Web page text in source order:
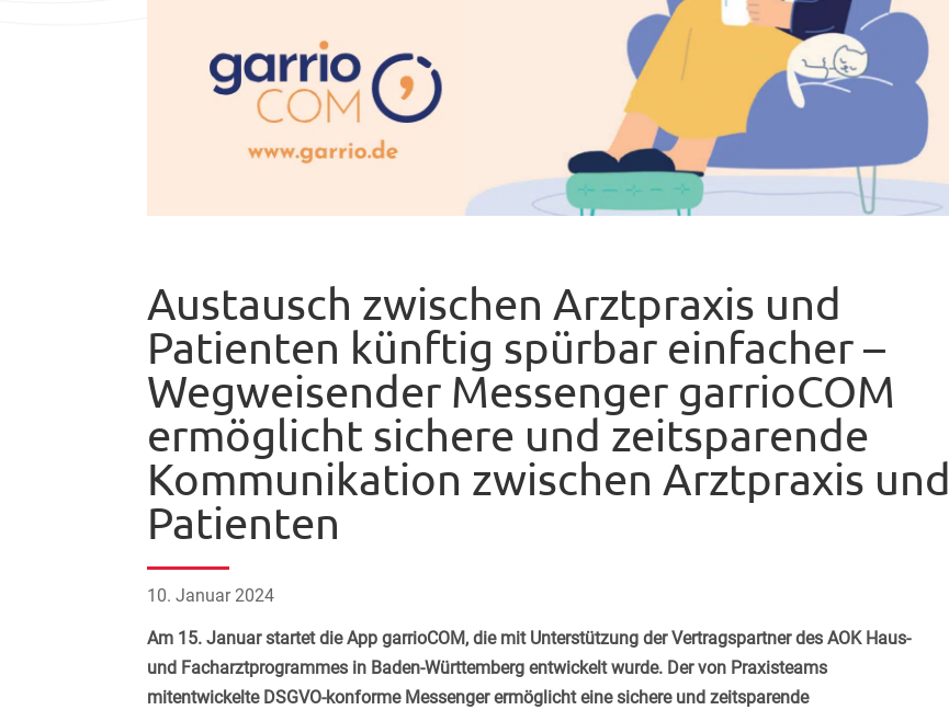
Austausch zwischen Arztpraxis und
Patienten künftig spürbar einfacher –
Wegweisender Messenger garrioCOM
ermöglicht sichere und zeitsparende
Kommunikation zwischen Arztpraxis und
Patienten
10. Januar 2024
Am 15. Januar startet die App garrioCOM, die mit Unterstützungder Vertragspartner des AOK Haus-
und Facharztprogrammes in Baden-Württemberg entwickelt wurde. Der von Praxisteams
mitentwickelte DSGVO-konforme Messenger ermöglicht eine sichere und zeitsparende